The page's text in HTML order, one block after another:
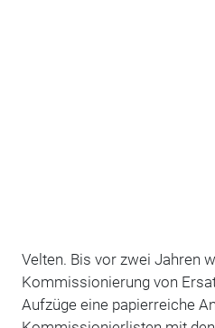
Velten. Bis vor zwei Jahren
Kommissionierung von
Aufzüge eine papierreiche